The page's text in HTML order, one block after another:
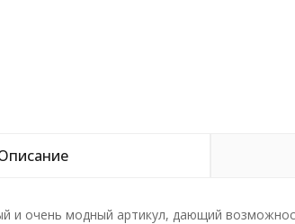
и очень модный артикул, дающий